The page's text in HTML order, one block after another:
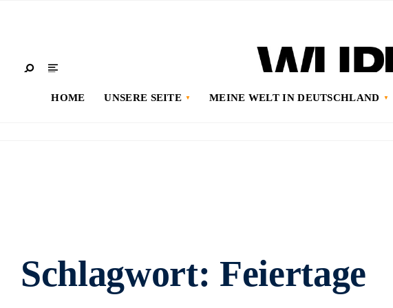
HOME UNSERE SEITE MEINE WELT IN DEUTSCHLAND
Schlagwort: Feiertage